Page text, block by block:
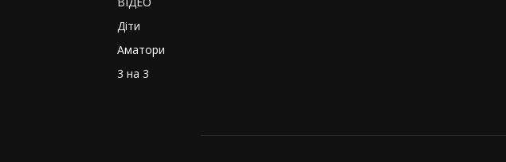
Діти
Аматори
3 на 3